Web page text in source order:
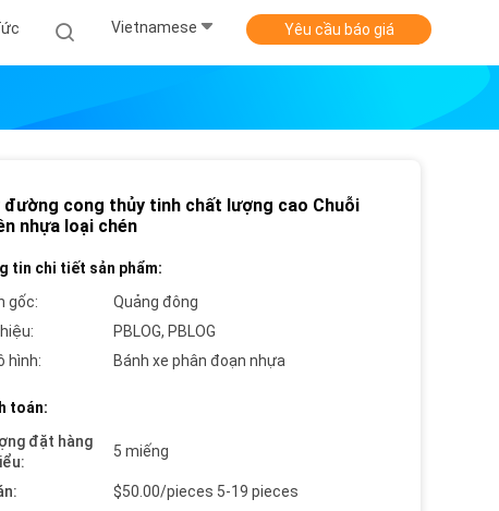
Vietnamese Yêu cầu báo giá
đường cong thủy tinh chất lượng cao Chuỗi
nhựa loại chén
tin chi tiết sản phẩm:
gốc:
Quảng đông
PBLOG, PBLOG
hình:
Bánh xe phân đoạn nhựa
toán:
đặt hàng
5 miếng
$50.00/pieces 5-19 pieces